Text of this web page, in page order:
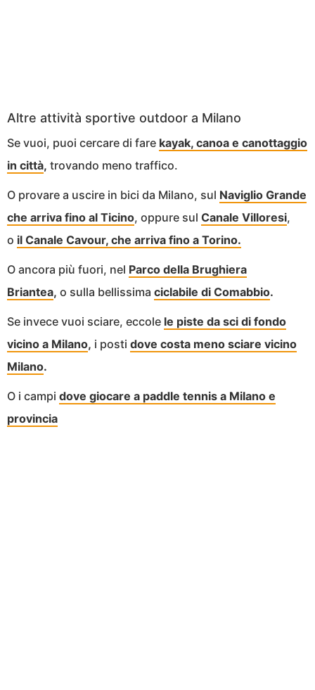
Altre attività sportive outdoor a Milano
Se vuoi, puoi cercare di fare kayak, canoa e canottaggio
in città, trovando meno traffico.
O provare a uscire in bici da Milano, sul Naviglio Grande
che arriva fino al Ticino, oppure sul Canale Villoresi,
o il Canale Cavour, che arriva fino a Torino.
O ancora più fuori, nel Parco della Brughiera
Briantea, o sulla bellissima ciclabile di Comabbio.
Se invece vuoi sciare, eccole le piste da sci di fondo
vicino a Milano, i posti dove costa meno sciare vicino
Milano.
O i campi dove giocare a paddle tennis a Milano e
provincia